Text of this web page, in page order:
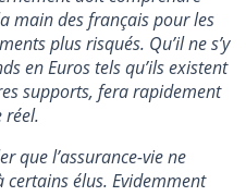
main des français pour les
plus risqués. Qu’il ne s’y
en Euros tels qu’ils existent
supports, fera rapidement
réel.
que l’assurance-vie ne
certains élus. Evidemment